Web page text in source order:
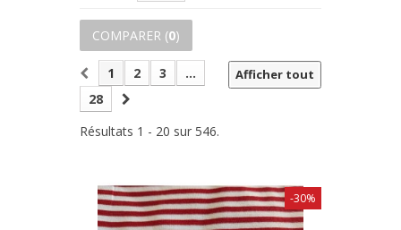
COMPARER (0)
Afficher tout
1 2 3
...
28
Résultats 1 - 20 sur 546.
-30%